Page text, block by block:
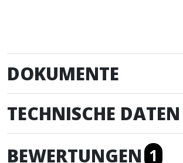
DOKUMENTE
TECHNISCHE DATEN
BEWERTUNGEN 1